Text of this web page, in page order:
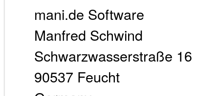
mani.de Software
Manfred Schwind
Schwarzwasserstraße 16
90537 Feucht